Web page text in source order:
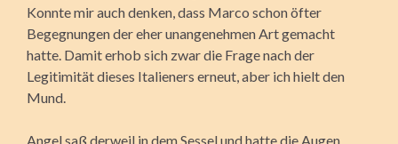
Konnte mir auch denken, dass Marco schon öfter
Begegnungen der eher unangenehmen Art gemacht
hatte. Damit erhob sich zwar die Frage nach der
Legitimität dieses Italieners erneut, aber ich hielt den
Mund.
Angel saß derweil in dem Sessel und hatte die Augen